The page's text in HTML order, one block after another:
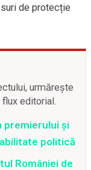
de protecție
urmărește
editorial.
premierului și
politică
României de